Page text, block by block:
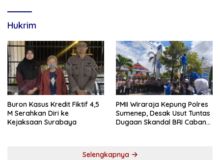
Hukrim
Buron Kasus Kredit Fiktif 4,5
M Serahkan Diri ke
Kejaksaan Surabaya
PMII Wiraraja Kepung Polres
Sumenep, Desak Usut Tuntas
Dugaan Skandal BRI Cabang
Selengkapnya